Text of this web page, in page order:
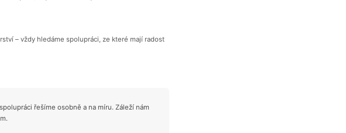
– vždy hledáme spolupráci, ze které mají radost
řešíme osobně a na míru. Záleží nám